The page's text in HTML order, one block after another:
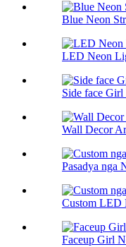
Blue Neon
LED Neon
Side face Girl
Wall Decor
Pasadya nga
Custom LED
Faceup Girl